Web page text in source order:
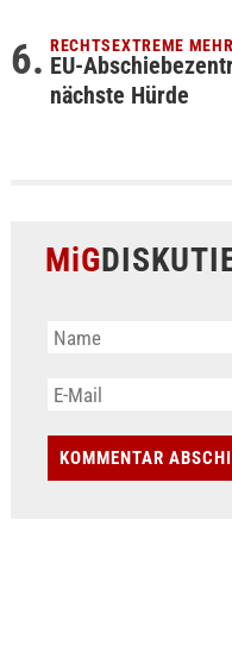
RECHTSEXTREME
EU-
nächste Hürde
MiG